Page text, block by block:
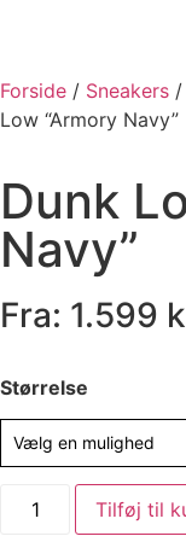
Forside / Sneakers /
Low “Armory Navy”
Dunk
Navy”
Fra: 1.599
Størrelse
Vælg en mulighed
Tilføj til